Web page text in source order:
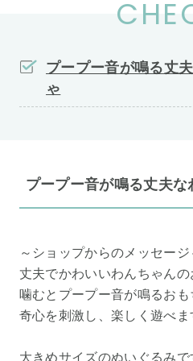
プープー音が鳴る丈
ゃ
プープー音が鳴る丈夫
～ショップからのメッセージ
丈夫でかわいいわんちゃんの
噛むとプープー音が鳴るお
奇心を刺激し、楽しく遊べま
大きめサイズのぬいぐるみ